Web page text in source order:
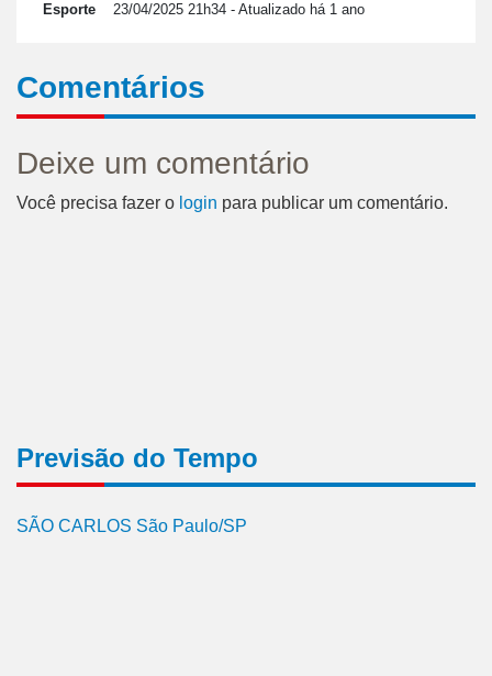
Esporte 23/04/2025 21h34 - Atualizado há 1 ano
Comentários
Deixe um comentário
Você precisa fazer o login para publicar um comentário.
Previsão do Tempo
SÃO CARLOS São Paulo/SP